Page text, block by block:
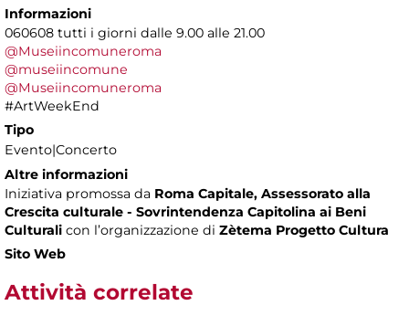
Informazioni
060608 tutti i giorni dalle 9.00 alle 21.00
@Museiincomuneroma
@museiincomune
@Museiincomuneroma
#ArtWeekEnd
Tipo
Evento|Concerto
Altre informazioni
Iniziativa promossa da Roma Capitale, Assessorato alla
Crescita culturale - Sovrintendenza Capitolina ai Beni
Culturali con l’organizzazione di Zètema Progetto Cultura
Sito Web
Attività correlate